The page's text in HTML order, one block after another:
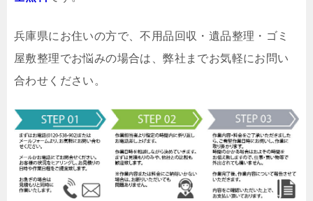
兵庫県にお住いの方で、不用品回収・遺品整理・ゴミ
屋敷整理でお悩みの場合は、弊社までお気軽にお問い
合わせください。